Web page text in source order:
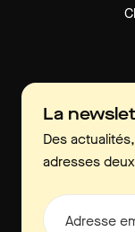
La
Des
adresses
Adresse